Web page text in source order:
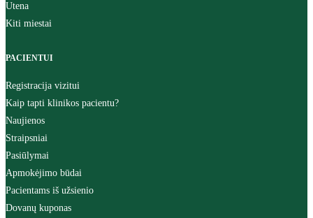
Utena
Kiti miestai
PACIENTUI
Registracija vizitui
Kaip tapti klinikos pacientu?
Naujienos
Straipsniai
Pasiūlymai
Apmokėjimo būdai
Pacientams iš užsienio
Dovanų kuponas